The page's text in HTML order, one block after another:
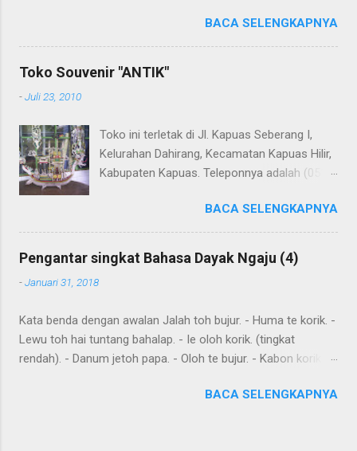
Translate . Koreksi bahasa dibantu oleh Dra. Hernawaty,
M.Kes. Untuk koreksi dari halaman ini dapat diberikan pada
komentar. Upaya penerjemahan Kamus Bahasa Dayak -
Dayak Ngaju - Indonesia .
BACA SELENGKAPNYA
Toko Souvenir "ANTIK"
-Juli 23, 2010
Toko ini terletak di Jl. Kapuas Seberang I,
Kelurahan Dahirang, Kecamatan Kapuas Hilir,
Kabupaten Kapuas. Teleponnya adalah (0513)
khas Kapuas seperti perahu naga yang
terbuat dari getah nyatu (sebagaimana
tampak dalam gambar berikut ini): Perahu
naga dari getah nyatu
BACA SELENGKAPNYA
Pengantar singkat Bahasa Dayak Ngaju (4)
-Januari 31, 2018
Kata benda dengan awalan Jalah toh bujur. - Huma te korik. -
Lewu toh hai tuntang bahalap. - Ie oloh korik. (tingkat
rendah). - Danum jetoh papa. - Oloh te bujur. - Kabon korik te
sederhana yang dibentuk dari kata sehari-hari Ingat: Kalimat
BACA SELENGKAPNYA